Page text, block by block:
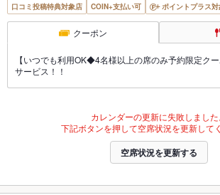
口コミ投稿特典対象店 COIN+支払い可 ポイントプラス
クーポン
【いつでも利用OK◆4名様以上の席のみ予約限定ク
サービス！！
カレンダーの更新に失敗しました
下記ボタンを押して空席状況を更新して
空席状況を更新する